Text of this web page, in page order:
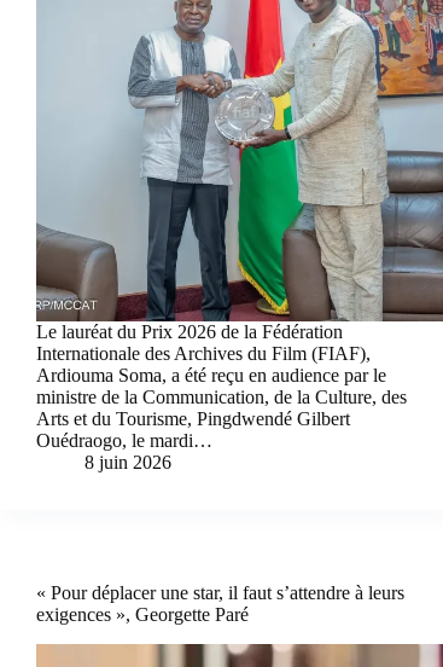
Le lauréat du Prix 2026 de la Fédération
Internationale des Archives du Film (FIAF),
Ardiouma Soma, a été reçu en audience par le
ministre de la Communication, de la Culture, des
Arts et du Tourisme, Pingdwendé Gilbert
Ouédraogo, le mardi…
8 juin 2026
« Pour déplacer une star, il faut s’attendre à leurs
exigences », Georgette Paré